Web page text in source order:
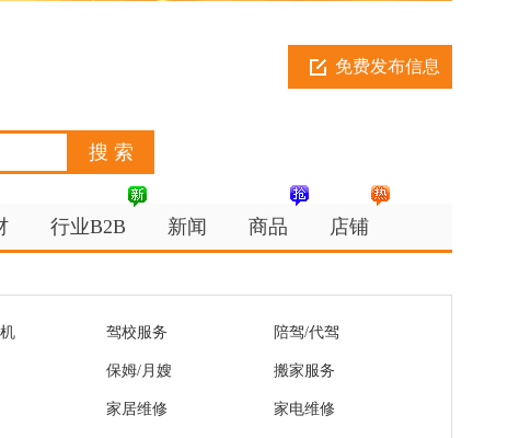
免费发布信息
行业B2B 新闻 商品 店铺
驾校服务 陪驾/代驾
保姆/月嫂 搬家服务
家居维修 家电维修